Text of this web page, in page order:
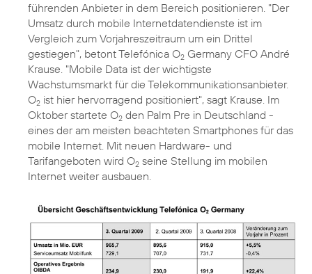
führenden Anbieter in dem Bereich positionieren. "Der
Umsatz durch mobile Internetdatendienste ist im
Vergleich zum Vorjahreszeitraum um ein Drittel
gestiegen", betont Telefónica O2 Germany CFO André
Krause. "Mobile Data ist der wichtigste
Wachstumsmarkt für die Telekommunikationsanbieter.
O2 ist hier hervorragend positioniert", sagt Krause. Im
Oktober startete O2 den Palm Pre in Deutschland -
eines der am meisten beachteten Smartphones für das
mobile Internet. Mit neuen Hardware- und
Tarifangeboten wird O2 seine Stellung im mobilen
Internet weiter ausbauen.